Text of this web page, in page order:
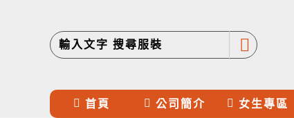
首頁 公司簡介 女生專區